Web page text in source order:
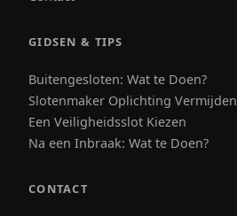
GIDSEN & TIPS
Buitengesloten: Wat te Doen?
Slotenmaker Oplichting Vermijden
Een Veiligheidsslot Kiezen
Na een Inbraak: Wat te Doen?
CONTACT